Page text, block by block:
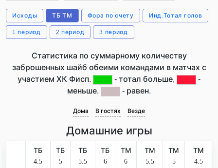
Исходы ТБ ТМ Фора по счету Инд.Тотал голов
1 период 2 период 3 период
Статистика по суммарному количеству
заброшенных шайб обеими командами в матчах с
участием ХК Фисп.
- тотал больше,
-
меньше,
- равен.
Дома В гостях Везде
Домашние игры
ТБ
4.5
ТБ
5
ТБ
5.5
ТБ
6
ТМ
6
ТМ
5.5
ТМ
5
ТМ
4.5